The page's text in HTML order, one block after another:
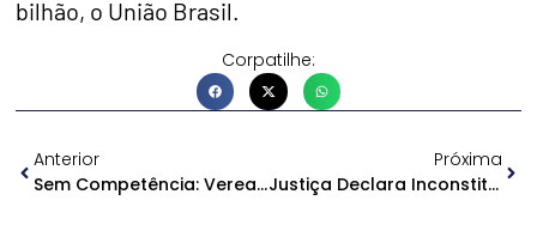
bilhão, o União Brasil.
Corpatilhe:
Anterior
Sem Competência: Vereadores De Manaus Debatem Sobre A BR-319
Próxima
Justiça Declara Inconstitucionais Artigos De Lei Sobre Taxa De Inspeção Veicular Ambiental